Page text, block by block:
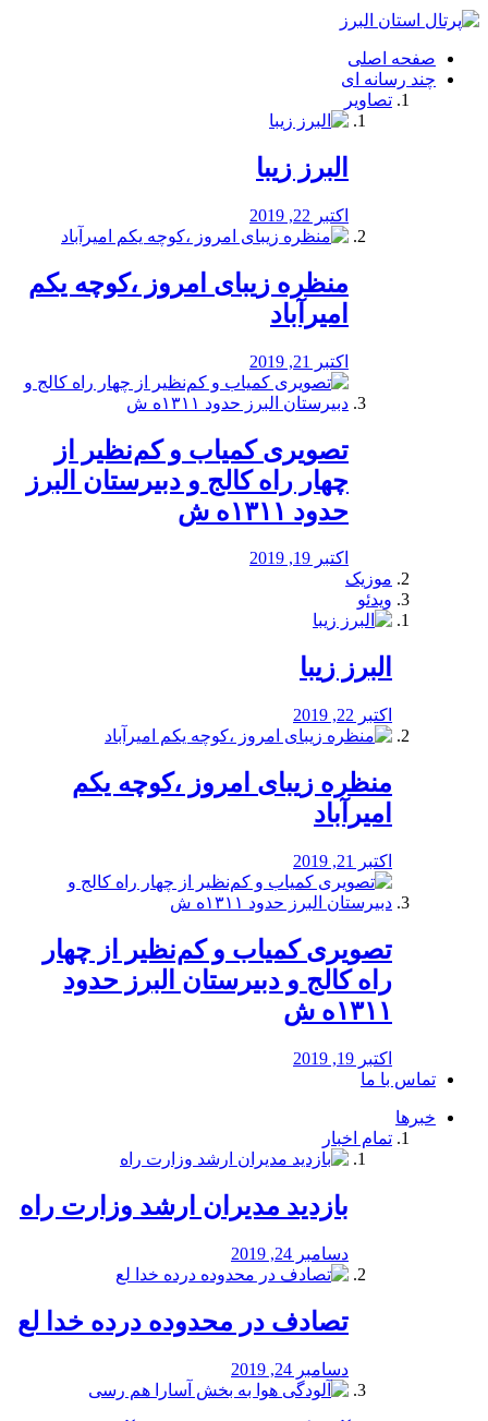
فصد
شرق
تهران
خشکشویی
صفحه اصلی
چند رسانه ای
تصاویر
البرز زیبا
اکتبر 22, 2019
منظره‌‌ زیبای امروز ،کوچه یکم
امیرآباد
اکتبر 21, 2019
️تصویری کمیاب و کم‌نظیر از
چهار راه كالج و دبيرستان البرز
حدود ۱۳۱۱ه ش
اکتبر 19, 2019
موزیک
ویدئو
البرز زیبا
اکتبر 22, 2019
منظره‌‌ زیبای امروز ،کوچه یکم
امیرآباد
اکتبر 21, 2019
️تصویری کمیاب و کم‌نظیر از چهار
راه كالج و دبيرستان البرز حدود
۱۳۱۱ه ش
اکتبر 19, 2019
تماس با ما
خبرها
تمام اخبار
بازدید مدیران ارشد وزارت راه
دسامبر 24, 2019
تصادف در محدوده درده خدا لع
دسامبر 24, 2019